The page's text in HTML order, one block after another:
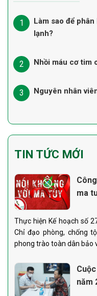
Làm sao để
lạnh?
Nhồi máu cơ tim
Nguyên nhân
TIN TỨC MỚI
ma
Thực hiện Kế hoạch số
Chỉ đạo phòng, chống
phong trào toàn dân bảo
năm